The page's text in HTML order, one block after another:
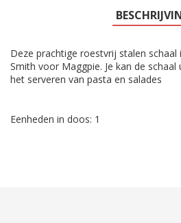
Deze prachtige roestvrij stalen
Smith voor Maggpie. Je kan de
het serveren van pasta en salades
Eenheden in doos: 1